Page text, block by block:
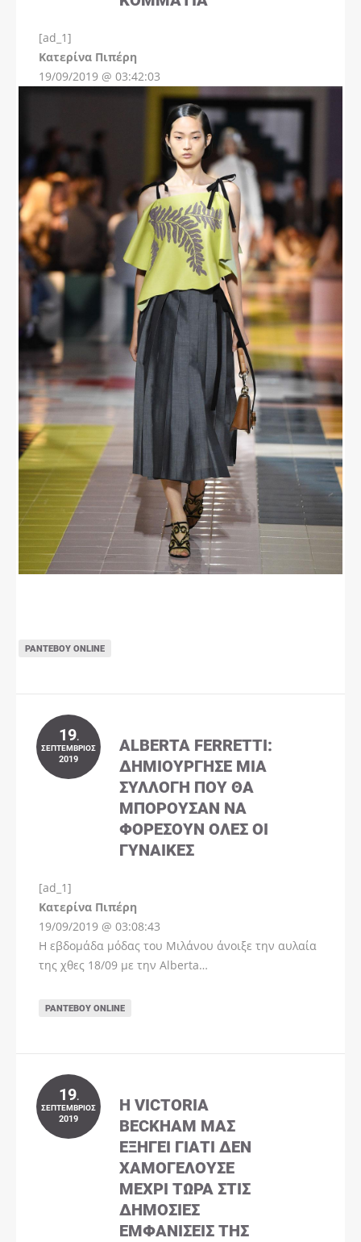
[ad_1]
Kατερίνα Πιπέρη
19/09/2019 @ 03:42:03
ΡΑΝΤΕΒΟΎ ONLINE
19.
ΣΕΠΤΈΜΒΡΙΟΣ
2019
ALBERTA FERRETTI:
ΔΗΜΙΟΎΡΓΗΣΕ ΜΊΑ
ΣΥΛΛΟΓΉ ΠΟΥ ΘΑ
ΜΠΟΡΟΎΣΑΝ ΝΑ
ΦΟΡΈΣΟΥΝ ΌΛΕΣ ΟΙ
ΓΥΝΑΊΚΕΣ
[ad_1]
Kατερίνα Πιπέρη
19/09/2019 @ 03:08:43
Η εβδομάδα μόδας του Μιλάνου άνοιξε την αυλαία
της χθες 18/09 με την Alberta…
ΡΑΝΤΕΒΟΎ ONLINE
19.
ΣΕΠΤΈΜΒΡΙΟΣ
2019
Η VICTORIA
BECKHAM ΜΑΣ
ΕΞΗΓΕΊ ΓΙΑΤΊ ΔΕΝ
ΧΑΜΟΓΕΛΟΎΣΕ
ΜΈΧΡΙ ΤΏΡΑ ΣΤΙΣ
ΔΗΜΌΣΙΕΣ
ΕΜΦΑΝΊΣΕΙΣ ΤΗΣ